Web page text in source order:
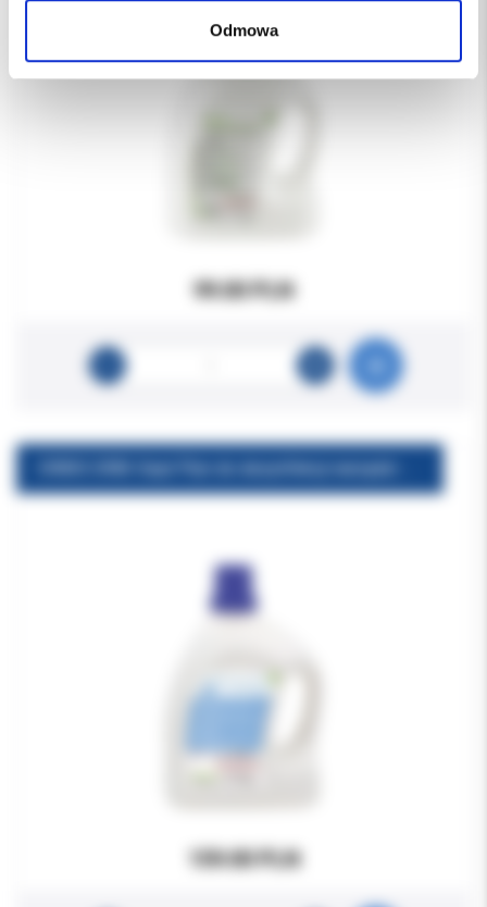
Odmowa
99.00 PLN
159.00 PLN